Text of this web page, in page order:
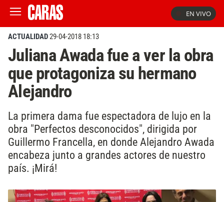
EN VIVO
ACTUALIDAD29-04-2018 18:13
Juliana Awada fue a ver la obra
que protagoniza su hermano
Alejandro
La primera dama fue espectadora de lujo en la
obra "Perfectos desconocidos", dirigida por
Guillermo Francella, en donde Alejandro Awada
encabeza junto a grandes actores de nuestro
país. ¡Mirá!